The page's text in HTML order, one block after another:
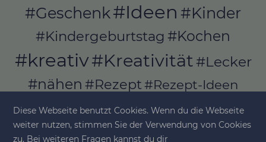
#Geschenk#Ideen #Kinder
#Kindergeburtstag #Kochen
#kreativ#Kreativität#Lecker
#nähen #Rezept#Rezept-Ideen
#Rezepte#selber_bauen
#selber_machen
Diese Webseite benutzt Cookies. Wenn du die Webseite
weiter nutzen, stimmen Sie der Verwendung von Cookies
zu. Bei weiteren Fragen kannst du dir